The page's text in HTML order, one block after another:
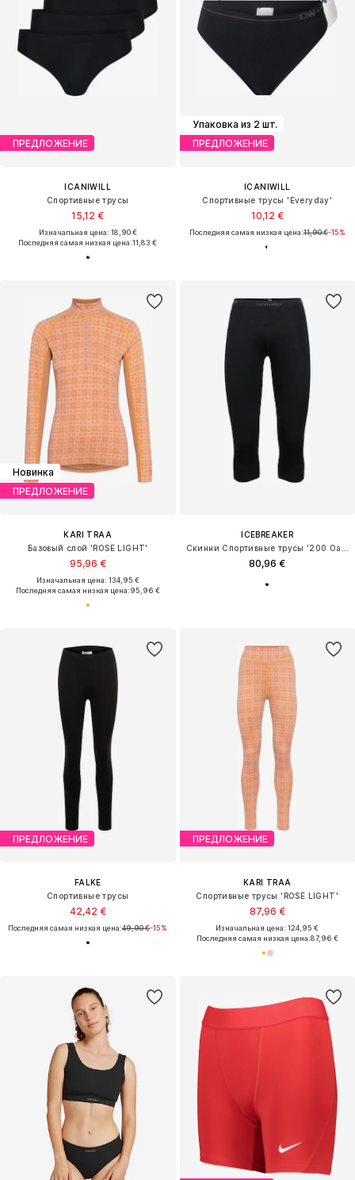
ПРЕДЛОЖЕНИЕ
ICANIWILL
Спортивные трусы
15,12 €
Изначальная цена: 18,90 €
Последняя самая низкая цена:11,83 €
Упаковка из 2 шт.
ПРЕДЛОЖЕНИЕ
ICANIWILL
Спортивные трусы 'Everyday'
10,12 €
Последняя самая низкая цена:11,90 €-15%
Новинка
ПРЕДЛОЖЕНИЕ
KARI TRAA
Базовый слой 'ROSE LIGHT'
95,96 €
Изначальная цена: 134,95 €
Последняя самая низкая цена:95,96 €
ICEBREAKER
80,96 €
ПРЕДЛОЖЕНИЕ
FALKE
Спортивные трусы
42,42 €
Последняя самая низкая цена:49,90 €-15%
ПРЕДЛОЖЕНИЕ
KARI TRAA
Спортивные трусы 'ROSE LIGHT'
87,96 €
Изначальная цена: 124,95 €
Последняя самая низкая цена:87,96 €